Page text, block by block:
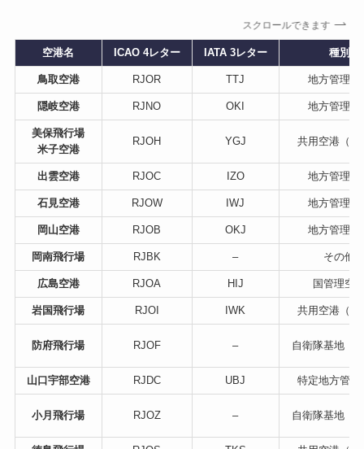
スクロールできます
空港名 ICAO 4レター IATA 3レター 種別
鳥取空港 RJOR TTJ 地方管理空
隠岐空港 RJNO OKI 地方管理空
美保飛行場
米子空港
RJOH YGJ 共用空港（航
出雲空港 RJOC IZO 地方管理空
石見空港 RJOW IWJ 地方管理空
岡山空港 RJOB OKJ 地方管理空
岡南飛行場 RJBK – その他
広島空港 RJOA HIJ 国管理空
岩国飛行場 RJOI IWK 共用空港（米
防府飛行場 RJOF – 自衛隊基地（
山口宇部空港 RJDC UBJ 特定地方管理
小月飛行場 RJOZ – 自衛隊基地（